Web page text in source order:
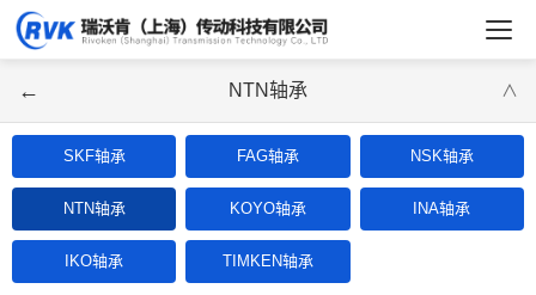
← NTN轴承 ∨
SKF轴承 FAG轴承 NSK轴承
NTN轴承 KOYO轴承 INA轴承
IKO轴承 TIMKEN轴承